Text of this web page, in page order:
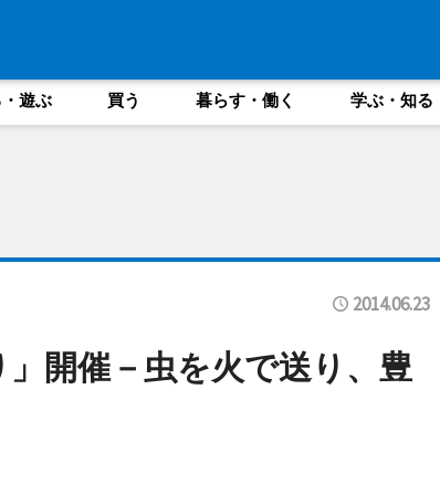
遊ぶ 買う 暮らす・働く 学ぶ・知る
2014.06.23
開催－虫を火で送り、豊